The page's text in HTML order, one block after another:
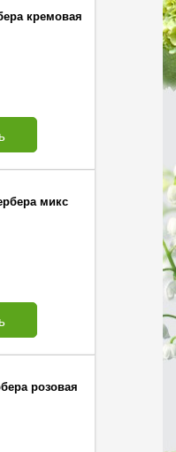
кремовая
микс
розовая